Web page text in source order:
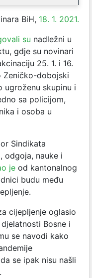
BiH, 18. 1. 2021.
su nadležni u
gdje su novinari
25. 1. i 16.
Zeničko-dobojski
ugroženu skupinu i
sa policijom,
i osoba u
Sindikata
odgoja, nauke i
je od kantonalnog
budu među
cijepljenje oglasio
Bosne i
se navodi kako
se ipak nisu našli